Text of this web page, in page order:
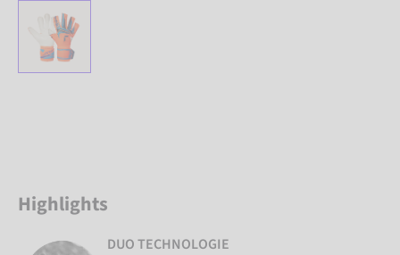
Highlights
DUO TECHNOLOGIE